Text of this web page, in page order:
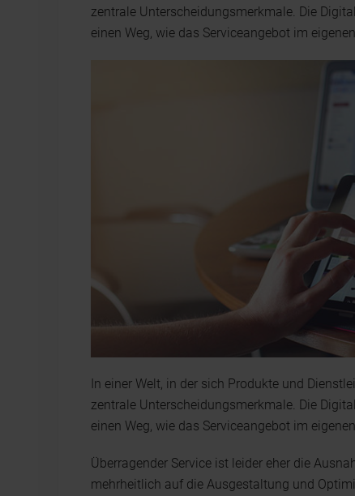
zentrale Unterscheidungsmerkmale. Die
einen Weg, wie das Serviceangebot im
In einer Welt, in der sich Produkte und
zentrale Unterscheidungsmerkmale. Die
einen Weg, wie das Serviceangebot im
Überragender Service ist leider eher die
mehrheitlich auf die Ausgestaltung und